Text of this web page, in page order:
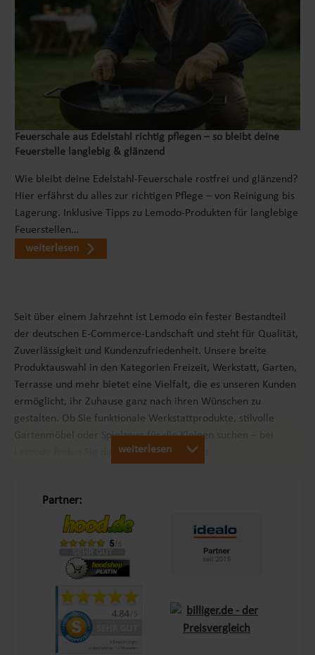
Feuerschale aus Edelstahl richtig pflegen – so bleibt deine
Feuerstelle langlebig & glänzend
Wie bleibt deine Edelstahl-Feuerschale rostfrei und glänzend?
Hier erfährst du alles zur richtigen Pflege – von Reinigung bis
Lagerung. Inklusive Tipps zu Lemodo-Produkten für langlebige
Feuerstellen…
weiterlesen
Seit über einem Jahrzehnt ist Lemodo ein fester Bestandteil
der deutschen E-Commerce-Landschaft und steht für Qualität,
Zuverlässigkeit und Kundenzufriedenheit. Unsere breite
Produktauswahl in den Kategorien Freizeit, Werkstatt, Garten,
Terrasse und mehr bietet eine Vielfalt, die es unseren Kunden
ermöglicht, ihr Zuhause ganz nach ihren Wünschen zu
gestalten. Ob Sie funktionale Werkstattprodukte, stilvolle
Gartenmöbel oder Spielzeug für die Kleinen suchen – bei
Lemodo finden Sie die passenden Produkte.
Mit dem Leitsatz „Schöner Leben in Haus und Garten“ ist es
unser Ziel, das Einkaufserlebnis unserer Kunden in Europa so
angenehm wie möglich zu gestalten. Durch unsere
EigenmarkenLemodo
genau auf die Bedürfnisse unserer Kunden abgestimmt sind.
Diese Marken stehen für Qualität und Funktionalität und
lassen keine Wünsche offen – sei es im Bereich Terrasse,
Outdoor oder Living.
weiterlesen
Partner: